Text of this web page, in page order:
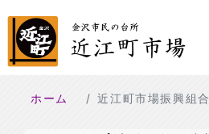
ホーム 近江町市場振興組合